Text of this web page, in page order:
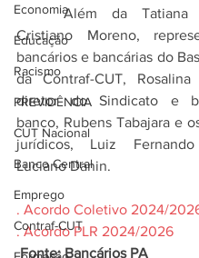
Economia
Educação
Racismo
PREVIDÊNCIA
CUT Nacional
Banco Central
Emprego
Contraf-CUT
	Além da Tatiana Oliveira e
Cristiano Moreno,
bancários e bancárias do
da Contraf-CUT,
diretor do Sindicato e
banco, Rubens Tabajara e
jurídicos, Luiz
Luciano Danin.
. Acordo Coletivo 2024/
. Acordo PLR 2024/2026
Fonte: Bancários PA